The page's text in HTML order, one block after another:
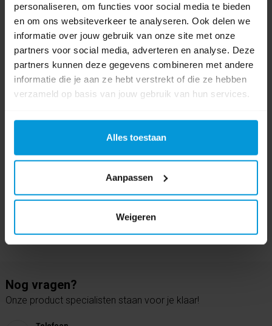
personaliseren, om functies voor social media te bieden
en om ons websiteverkeer te analyseren. Ook delen we
informatie over jouw gebruik van onze site met onze
partners voor social media, adverteren en analyse. Deze
partners kunnen deze gegevens combineren met andere
informatie die je aan ze hebt verstrekt of die ze hebben
verzameld op basis van jouw gebruik van hun services.
Alles toestaan
Aanpassen
Weigeren
Product labels
Diversey tapijtreinigers (11) 7513206 (85)
Tapi Extract (1), 101100322 (1)
0 beoordeling(en)
Nog vragen?
Onze product specialisten staan voor je klaar!